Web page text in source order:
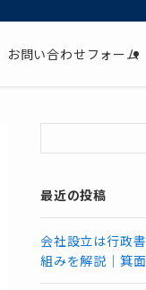
お問い合わせフォーム
最近の投稿
会社設立は行政
組みを解説｜箕